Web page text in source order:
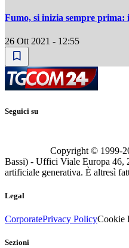
Fumo, si inizia sempre prima:
26 Ott 2021 - 12:55
Seguici su
Copyright © 1999-
Bassi) - Uffici Viale Europa 46,
artificiale generativa. È altresì
Legal
CorporatePrivacy PolicyCookie
Sezioni